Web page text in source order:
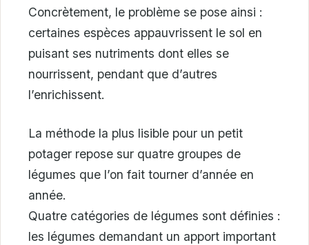
Concrètement, le problème se pose ainsi :
certaines espèces appauvrissent le sol en
puisant ses nutriments dont elles se
nourrissent, pendant que d’autres
l’enrichissent.
La méthode la plus lisible pour un petit
potager repose sur quatre groupes de
légumes que l’on fait tourner d’année en
année.
Quatre catégories de légumes sont définies :
les légumes demandant un apport important